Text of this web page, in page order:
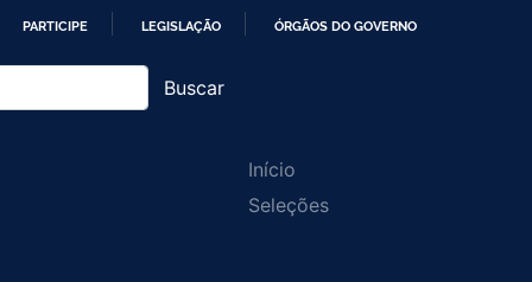
PARTICIPE LEGISLAÇÃO ÓRGÃOS DO GOVERNO
Buscar
Main
navigation
Início
Seleções